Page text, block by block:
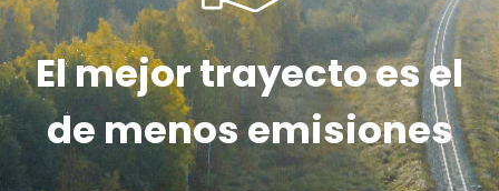
El mejor trayecto es el
de menos emisiones